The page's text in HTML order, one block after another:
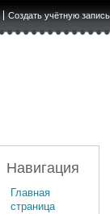
Создать учётную запись
Навигация
Главная
страница